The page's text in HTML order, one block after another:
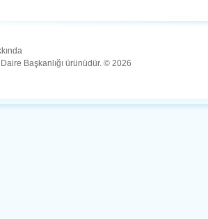
Başkanlığı ürünüdür. © 2026